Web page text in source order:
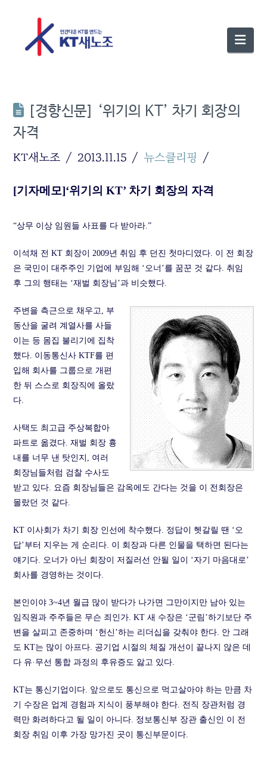
[경향신문] ‘위기의 KT’ 차기 회장의
자격
KT새노조 2013.11.15 뉴스클리핑
[기자메모]‘위기의 KT’ 차기 회장의 자격
“상무 이상 임원들 사표를 다 받아라.”
이석채 전 KT 회장이 2009년 취임 후 던진 첫마디였다. 이 전 회장
은 국민이 대주주인 기업에 부임해 ‘오너’를 꿈꾼 것 같다. 취임
후 그의 행태는 ‘재벌 회장님’과 비슷했다.
주변을 측근으로 채우고, 부
동산을 굴려 계열사를 사들
이는 등 몸집 불리기에 집착
했다. 이동통신사 KTF를 편
입해 회사를 그룹으로 개편
한 뒤 스스로 회장직에 올랐
다.
사택도 최고급 주상복합아
파트로 옮겼다. 재벌 회장 흉
내를 너무 낸 탓인지, 여러
회장님들처럼 검찰 수사도
받고 있다. 요즘 회장님들은 감옥에도 간다는 것을 이 전회장은
몰랐던 것 같다.
KT 이사회가 차기 회장 인선에 착수했다. 정답이 헷갈릴 땐 ‘오
답’부터 지우는 게 순리다. 이 회장과 다른 인물을 택하면 된다는
얘기다. 오너가 아닌 회장이 저질러선 안될 일이 ‘자기 마음대로’
회사를 경영하는 것이다.
본인이야 3~4년 월급 많이 받다가 나가면 그만이지만 남아 있는
임직원과 주주들은 무슨 죄인가. KT 새 수장은 ‘군림’하기보단 주
변을 살피고 존중하며 ‘헌신’하는 리더십을 갖춰야 한다. 안 그래
도 KT는 많이 아프다. 공기업 시절의 체질 개선이 끝나지 않은 데
다 유·무선 통합 과정의 후유증도 앓고 있다.
KT는 통신기업이다. 앞으로도 통신으로 먹고살아야 하는 만큼 차
기 수장은 업계 경험과 지식이 풍부해야 한다. 전직 장관처럼 경
력만 화려하다고 될 일이 아니다. 정보통신부 장관 출신인 이 전
회장 취임 이후 가장 망가진 곳이 통신부문이다.